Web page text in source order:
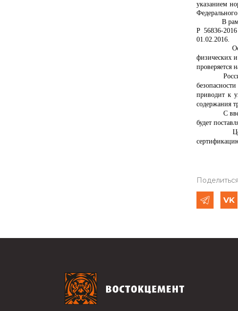
указанием
В рамках
Р 56836-
01.02.2016.
Основной
физических
проверяется
приводит к
содержания
С
будет